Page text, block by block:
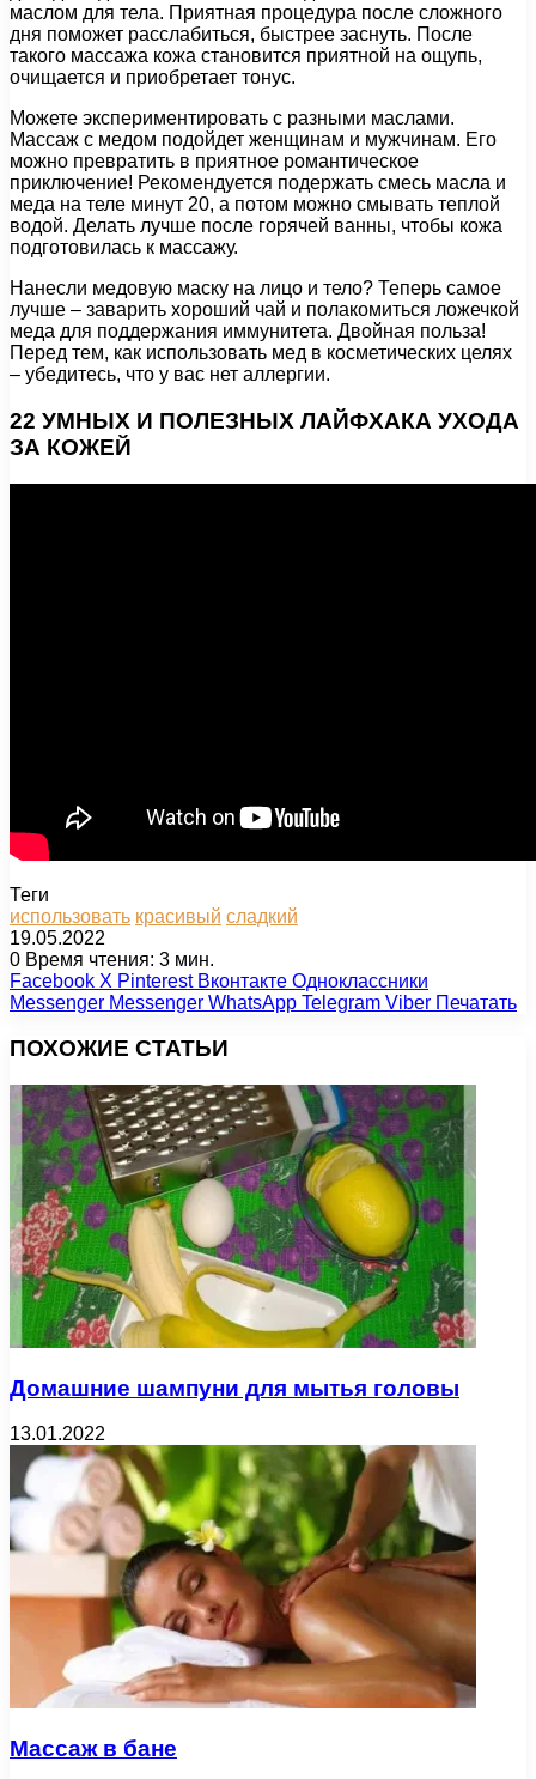
маслом для тела. Приятная процедура после сложного
дня поможет расслабиться, быстрее заснуть. После
такого массажа кожа становится приятной на ощупь,
очищается и приобретает тонус.
Можете экспериментировать с разными маслами.
Массаж с медом подойдет женщинам и мужчинам. Его
можно превратить в приятное романтическое
приключение! Рекомендуется подержать смесь масла и
меда на теле минут 20, а потом можно смывать теплой
водой. Делать лучше после горячей ванны, чтобы кожа
подготовилась к массажу.
Нанесли медовую маску на лицо и тело? Теперь самое
лучше – заварить хороший чай и полакомиться ложечкой
меда для поддержания иммунитета. Двойная польза!
Перед тем, как использовать мед в косметических целях
– убедитесь, что у вас нет аллергии.
22 УМНЫХ И ПОЛЕЗНЫХ ЛАЙФХАКА УХОДА
ЗА КОЖЕЙ
Теги
использовать красивый сладкий
19.05.2022
0 Время чтения: 3 мин.
Facebook X Pinterest Вконтакте Одноклассники
Messenger Messenger WhatsApp Telegram Viber Печатать
ПОХОЖИЕ СТАТЬИ
Домашние шампуни для мытья головы
13.01.2022
Массаж в бане